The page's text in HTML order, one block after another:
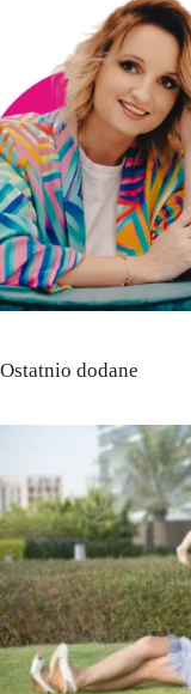
Ostatnio dodane